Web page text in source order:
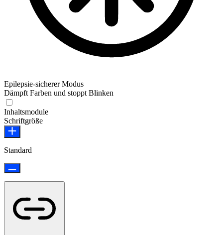
Epilepsie-sicherer Modus
Dämpft Farben und stoppt Blinken
Inhaltsmodule
Schriftgröße
Standard